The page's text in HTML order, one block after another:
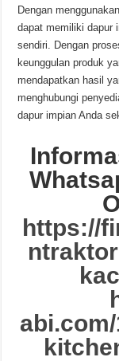
Dengan
dapat memiliki dapur
sendiri. Dengan
keunggulan produk
mendapatkan hasil
menghubungi
dapur impian Anda
https://